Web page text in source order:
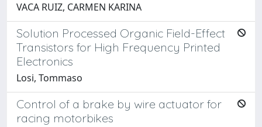
VACA RUIZ, CARMEN KARINA
Solution Processed Organic Field-Effect
Transistors for High Frequency Printed
Electronics
Losi, Tommaso
Control of a brake by wire actuator for
racing motorbikes